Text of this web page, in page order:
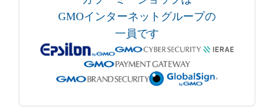
GMOインターネットグループの
一員です